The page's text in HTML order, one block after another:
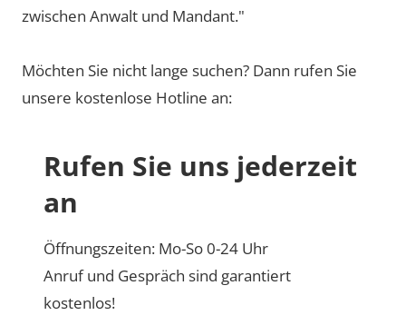
zwischen Anwalt und Mandant."
Möchten Sie nicht lange suchen? Dann rufen Sie
unsere kostenlose Hotline an:
Rufen Sie uns jederzeit
an
Öffnungszeiten: Mo-So 0-24 Uhr
Anruf und Gespräch sind garantiert
kostenlos!